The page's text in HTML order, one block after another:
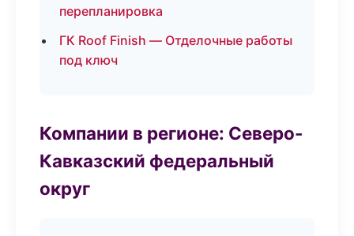
перепланировка
ГК Roof Finish — Отделочные работы
под ключ
Компании в регионе: Северо-
Кавказский федеральный
округ